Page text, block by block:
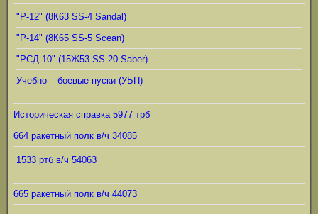
"Р-12" (8К63 SS-4 Sandal)
"Р-14" (8К65 SS-5 Scean)
"РСД-10" (15Ж53 SS-20 Saber)
Учебно – боевые пуски (УБП)
Историческая справка 5977 трб
664 ракетный полк в/ч 34085
1533 ртб в/ч 54063
665 ракетный полк в/ч 44073